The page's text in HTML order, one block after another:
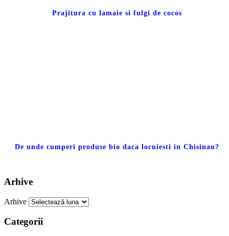
Prajitura cu lamaie si fulgi de cocos
De unde cumperi produse bio daca locuiesti in Chisinau?
Arhive
Arhive
Categorii